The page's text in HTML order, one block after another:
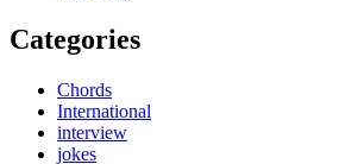
Categories
Chords
International
interview
jokes